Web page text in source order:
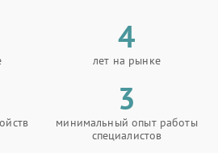
4
лет на рынке
3
минимальный опыт работы
специалистов